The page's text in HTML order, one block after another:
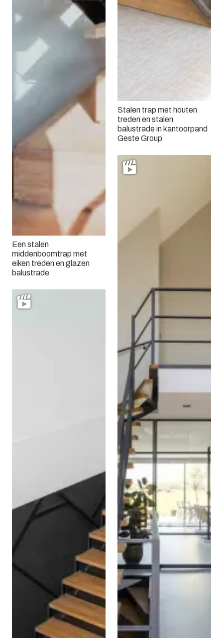
Een stalen
middenboomtrap met
eiken treden en glazen
balustrade
Stalen trap met houten
treden en stalen
balustrade in kantoorpand
Geste Group